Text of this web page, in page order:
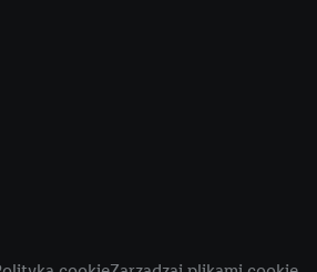
adresu IP. Jeśli
użyciu adresu IP i
usług Lidl. W
Zgodę na
celów marketingu